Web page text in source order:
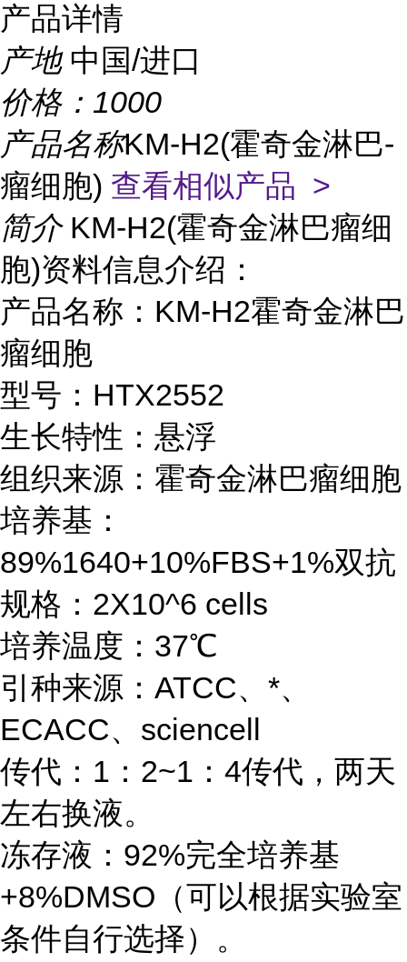
产品详情
产地 中国/进口
价格： 1000
产品名称KM-H2(霍奇金淋巴-
瘤细胞) 查看相似产品 >
简介 KM-H2(霍奇金淋巴瘤细
胞)资料信息介绍：
产品名称：KM-H2霍奇金淋巴
瘤细胞
型号：HTX2552
生长特性：悬浮
组织来源：霍奇金淋巴瘤细胞
培养基：
89%1640+10%FBS+1%双抗
规格：2X10^6 cells
培养温度：37℃
引种来源：ATCC、*、
ECACC、sciencell
传代：1：2~1：4传代，两天
左右换液。
冻存液：92%完全培养基
+8%DMSO（可以根据实验室
条件自行选择）。